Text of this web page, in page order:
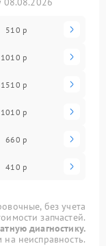
510 р
1010 р
1510 р
1010 р
660 р
410 р
без учета
запчастей.
диагностику.
неисправность.